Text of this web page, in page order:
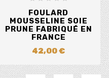
FOULARD
MOUSSELINE SOIE
PRUNE FABRIQUÉ EN
FRANCE
42,00 €